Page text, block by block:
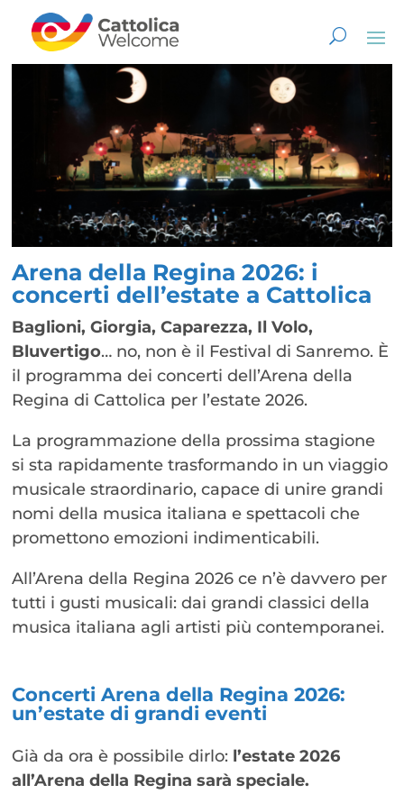
Arena della Regina 2026: i
concerti dell’estate a Cattolica
Baglioni, Giorgia, Caparezza, Il Volo,
Bluvertigo… no, non è il Festival di Sanremo. È
il programma dei concerti dell’Arena della
Regina di Cattolica per l’estate 2026.
La programmazione della prossima stagione
si sta rapidamente trasformando in un viaggio
musicale straordinario, capace di unire grandi
nomi della musica italiana e spettacoli che
promettono emozioni indimenticabili.
All’Arena della Regina 2026 ce n’è davvero per
tutti i gusti musicali: dai grandi classici della
musica italiana agli artisti più contemporanei.
Concerti Arena della Regina 2026:
un’estate di grandi eventi
Già da ora è possibile dirlo: l’estate 2026
all’Arena della Regina sarà speciale.